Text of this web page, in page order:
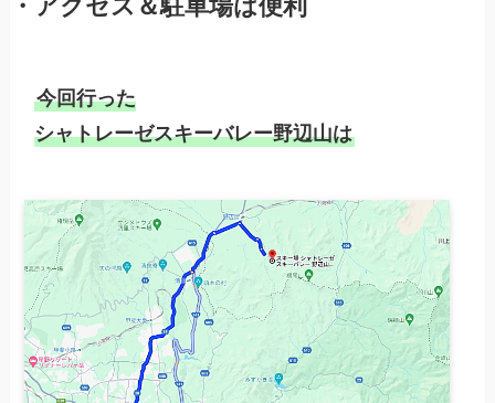
・アクセス＆駐車場は便利
今回行った
シャトレーゼスキーバレー野辺山は